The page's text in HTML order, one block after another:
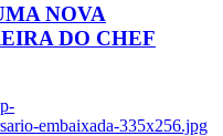
NOVA
DO CHEF
embaixada-335x256.jpg